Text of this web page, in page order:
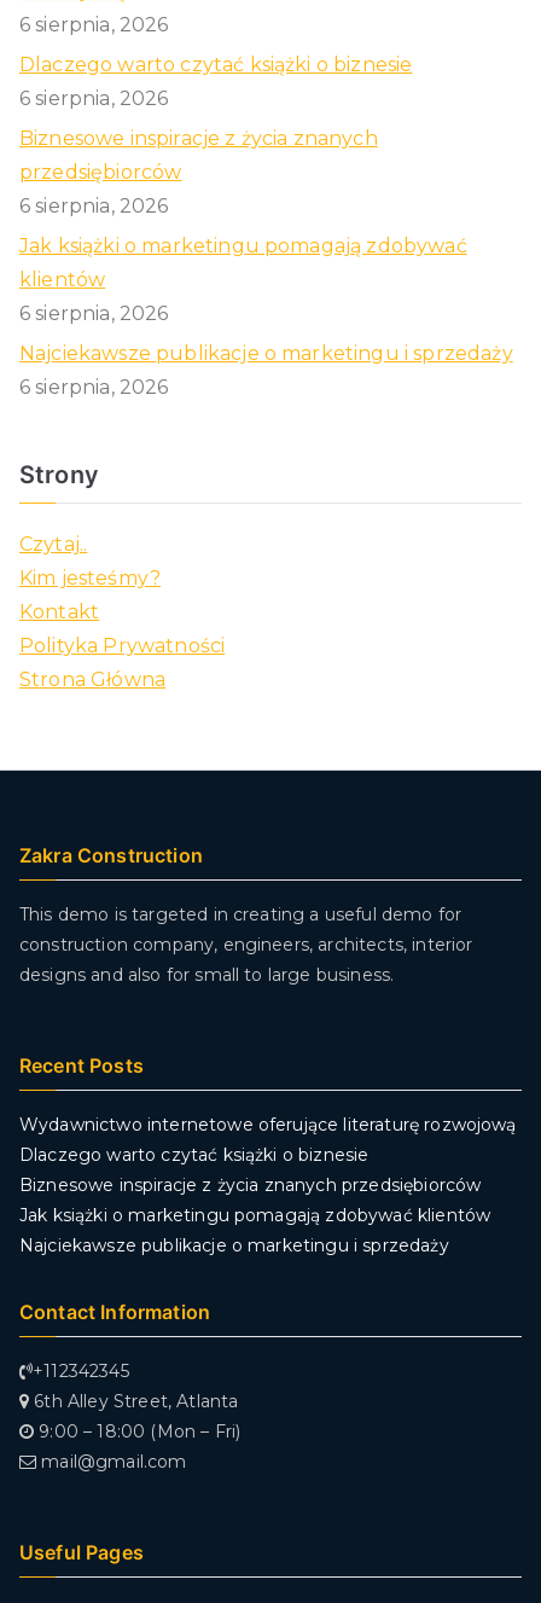
6 sierpnia, 2026
Dlaczego warto czytać książki o biznesie
6 sierpnia, 2026
Biznesowe inspiracje z życia znanych
przedsiębiorców
6 sierpnia, 2026
Jak książki o marketingu pomagają zdobywać
klientów
6 sierpnia, 2026
Najciekawsze publikacje o marketingu i sprzedaży
6 sierpnia, 2026
Strony
Czytaj..
Kim jesteśmy?
Kontakt
Polityka Prywatności
Strona Główna
Zakra Construction
This demo is targeted in creating a useful demo for
construction company, engineers, architects, interior
designs and also for small to large business.
Recent Posts
Wydawnictwo internetowe oferujące literaturę rozwojową
Dlaczego warto czytać książki o biznesie
Biznesowe inspiracje z życia znanych przedsiębiorców
Jak książki o marketingu pomagają zdobywać klientów
Najciekawsze publikacje o marketingu i sprzedaży
Contact Information
+112342345
6th Alley Street, Atlanta
9:00 – 18:00 (Mon – Fri)
mail@gmail.com
Useful Pages